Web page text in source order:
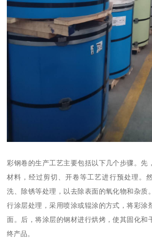
彩钢卷的生产工艺主要包括以下几个步骤。先
材料，经过剪切、开卷等工艺进行预处理。
洗、除锈等处理，以去除表面的氧化物和杂质
行涂层处理，采用喷涂或辊涂的方式，将彩涂
面。后，将涂层的钢材进行烘烤，使其固化和
终产品。